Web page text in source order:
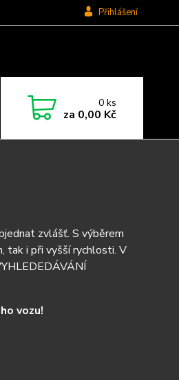
Přihlášení
0ks
za 0,00 Kč
zvlášť. S výběrem
tak i při vyšší rychlosti. V
vozu!